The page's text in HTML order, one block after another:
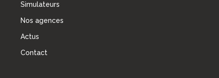
Simulateurs
Nos agences
Actus
Contact